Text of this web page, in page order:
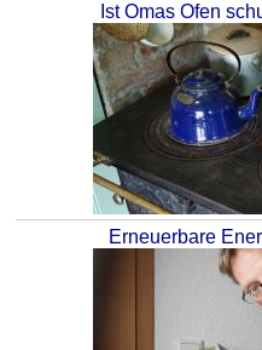
Ist Omas Ofen
Erneuerbare